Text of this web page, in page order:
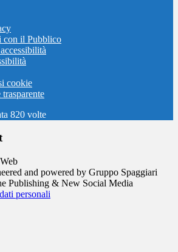
il Pubblico
cookie
820 volte
and powered by Gruppo Spaggiari
Publishing & New Social Media
personali